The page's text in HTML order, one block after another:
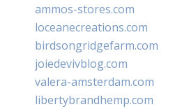
ammos-stores.com
loceanecreations.com
birdsongridgefarm.com
joiedevivblog.com
valera-amsterdam.com
libertybrandhemp.com